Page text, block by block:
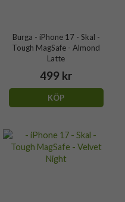
Burga - iPhone 17 - Skal -
Tough MagSafe - Almond
Latte
499 kr
KÖP